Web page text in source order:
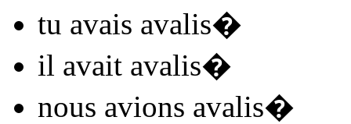
tu avais avalis�
il avait avalis�
nous avions avalis�